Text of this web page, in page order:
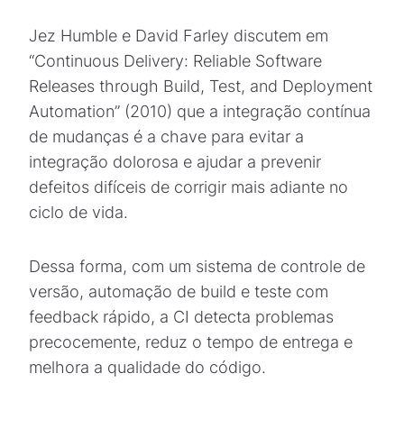
Jez Humble e David Farley discutem em
“Continuous Delivery: Reliable Software
Releases through Build, Test, and Deployment
Automation” (2010) que a integração contínua
de mudanças é a chave para evitar a
integração dolorosa e ajudar a prevenir
defeitos difíceis de corrigir mais adiante no
ciclo de vida.
Dessa forma, com um sistema de controle de
versão, automação de build e teste com
feedback rápido, a CI detecta problemas
precocemente, reduz o tempo de entrega e
melhora a qualidade do código.